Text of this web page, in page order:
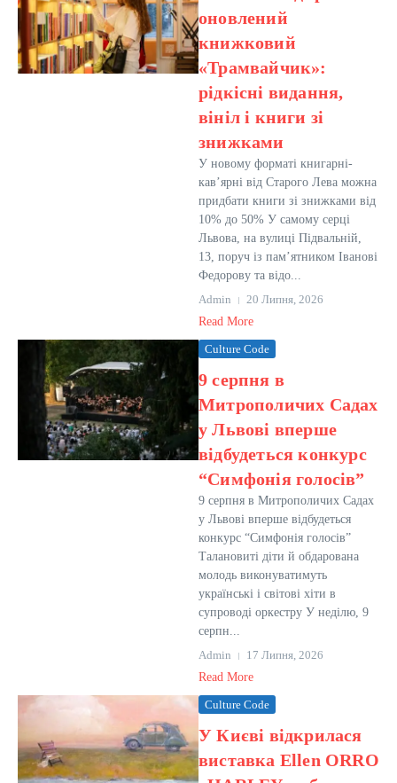
оновлений
книжковий
«Трамвайчик»:
рідкісні видання,
вініл і книги зі
знижками
У новому форматі книгарні-
кав’ярні від Старого Лева можна
придбати книги зі знижками від
10% до 50% У самому серці
Львова, на вулиці Підвальній,
13, поруч із пам’ятником Іванові
Федорову та відо...
Admin
20 Липня, 2026
Read More
Culture Code
9 серпня в
Митрополичих Садах
у Львові вперше
відбудеться конкурс
“Симфонія голосів”
9 серпня в Митрополичих Садах
у Львові вперше відбудеться
конкурс “Симфонія голосів”
Талановиті діти й обдарована
молодь виконуватимуть
українські і світові хіти в
супроводі оркестру У неділю, 9
серпн...
Admin
17 Липня, 2026
Read More
Culture Code
У Києві відкрилася
виставка Ellen ORRO